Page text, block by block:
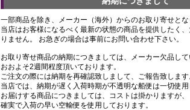
一部商品を除き、メーカー（海外）からのお取り寄せとな
当店はお客様になるべく最新の状態の商品を提供したく
りません。 お急ぎの場合は事前にお問い合わせ下さい。
お取り寄せ商品の納期につきましては、メーカー欠品して
おおよそ2週間程度頂いております。
ご注文の際には納期を再確認致しまして、ご報告致します
当店では、納期が遅く入荷時期が不透明な船便は一切使用
お届けする商品につきましては、コストは掛かりますが、
確実で入荷の早い空輸便を使用しております。